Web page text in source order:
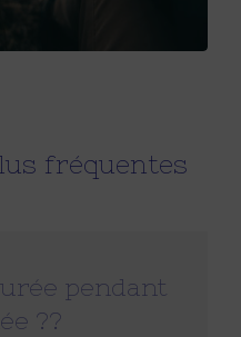
fréquentes
pendant
??